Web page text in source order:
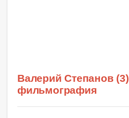
Валерий Степанов (3)
фильмография